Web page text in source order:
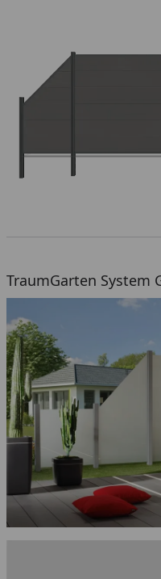
TraumGarten System